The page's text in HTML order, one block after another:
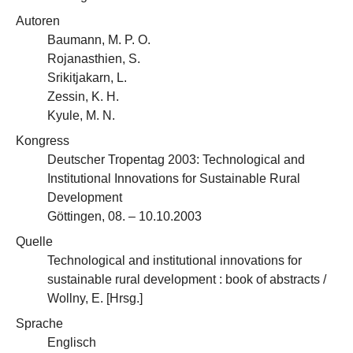
Autoren
Baumann, M. P. O.
Rojanasthien, S.
Srikitjakarn, L.
Zessin, K. H.
Kyule, M. N.
Kongress
Deutscher Tropentag 2003: Technological and
Institutional Innovations for Sustainable Rural
Development
Göttingen, 08. – 10.10.2003
Quelle
Technological and institutional innovations for
sustainable rural development : book of abstracts /
Wollny, E. [Hrsg.]
Sprache
Englisch